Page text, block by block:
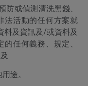
防或偵測清洗黑錢、
法活動的任何方案就
料及資訊及/或資料及
任何義務、規定、
途。